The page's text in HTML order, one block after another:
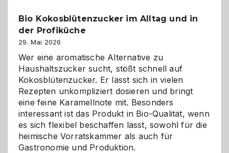
Gefahr
für
Hunde
im
eigenen
Zuhause
Bio Kokosblütenzucker im Alltag und in
der Profiküche
29. Mai 2026
Wer eine aromatische Alternative zu
Haushaltszucker sucht, stößt schnell auf
Kokosblütenzucker. Er lässt sich in vielen
Rezepten unkompliziert dosieren und bringt
eine feine Karamellnote mit. Besonders
interessant ist das Produkt in Bio-Qualität, wenn
es sich flexibel beschaffen lässt, sowohl für die
heimische Vorratskammer als auch für
Gastronomie und Produktion.